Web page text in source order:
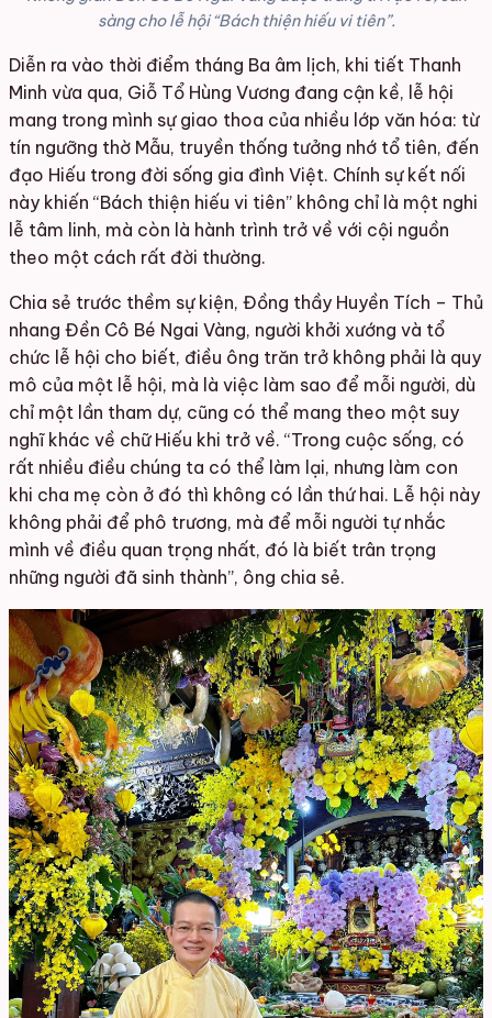
sàng cho lễ hội “Bách thiện hiếu vi tiên”.
Diễn ra vào thời điểm tháng Ba âm lịch, khi tiết Thanh
Minh vừa qua, Giỗ Tổ Hùng Vương đang cận kề, lễ hội
mang trong mình sự giao thoa của nhiều lớp văn hóa: từ
tín ngưỡng thờ Mẫu, truyền thống tưởng nhớ tổ tiên, đến
đạo Hiếu trong đời sống gia đình Việt. Chính sự kết nối
này khiến “Bách thiện hiếu vi tiên” không chỉ là một nghi
lễ tâm linh, mà còn là hành trình trở về với cội nguồn
theo một cách rất đời thường.
Chia sẻ trước thềm sự kiện, Đồng thầy Huyền Tích – Thủ
nhang Đền Cô Bé Ngai Vàng, người khởi xướng và tổ
chức lễ hội cho biết, điều ông trăn trở không phải là quy
mô của một lễ hội, mà là việc làm sao để mỗi người, dù
chỉ một lần tham dự, cũng có thể mang theo một suy
nghĩ khác về chữ Hiếu khi trở về. “Trong cuộc sống, có
rất nhiều điều chúng ta có thể làm lại, nhưng làm con
khi cha mẹ còn ở đó thì không có lần thứ hai. Lễ hội này
không phải để phô trương, mà để mỗi người tự nhắc
mình về điều quan trọng nhất, đó là biết trân trọng
những người đã sinh thành”, ông chia sẻ.